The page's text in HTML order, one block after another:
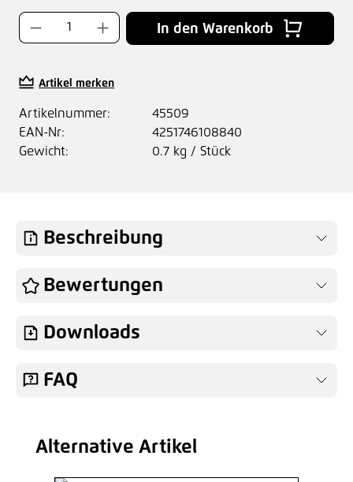
Produkt Anzahl: Gib den gewünschten
In den Warenkorb
Artikel merken
Artikelnummer:
45509
EAN-Nr:
4251746108840
Gewicht:
0.7 kg / Stück
Beschreibung
Bewertungen
Downloads
FAQ
Produktgalerie überspringen
Alternative Artikel